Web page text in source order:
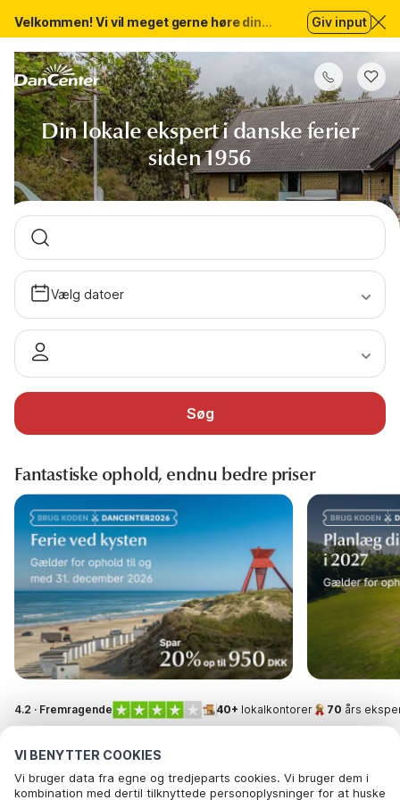
VI BENYTTER COOKIES
Vi bruger data fra egne og tredjeparts cookies. Vi bruger dem i
kombination med dertil tilknyttede personoplysninger for at huske
Velkommen! Vi vil meget gerne høre din
mening om den nye Dancenter-hjemmeside.
Giv input
Din lokale ekspert i danske ferier
siden 1956
Vælg datoer
Søg
Fantastiske ophold, endnu bedre priser
4.2 · Fremragende 40+ lokalkontorer 70 års